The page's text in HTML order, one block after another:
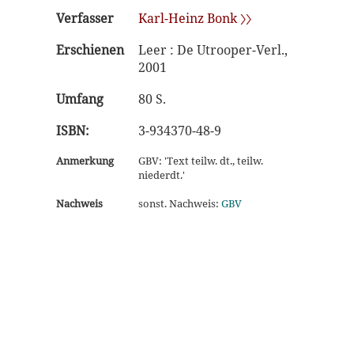
Verfasser
Karl-Heinz Bonk 〉〉
Erschienen
Leer : De Utrooper-Verl.,
2001
Umfang
80 S.
ISBN:
3-934370-48-9
Anmerkung
GBV: 'Text teilw. dt., teilw.
niederdt.'
Nachweis
sonst. Nachweis: GBV